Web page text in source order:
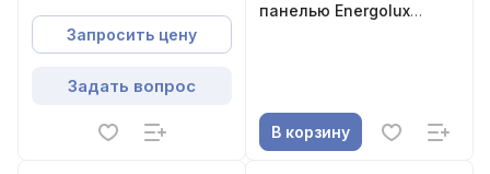
Запросить цену
Задать вопрос
панелью Energolux
В корзину